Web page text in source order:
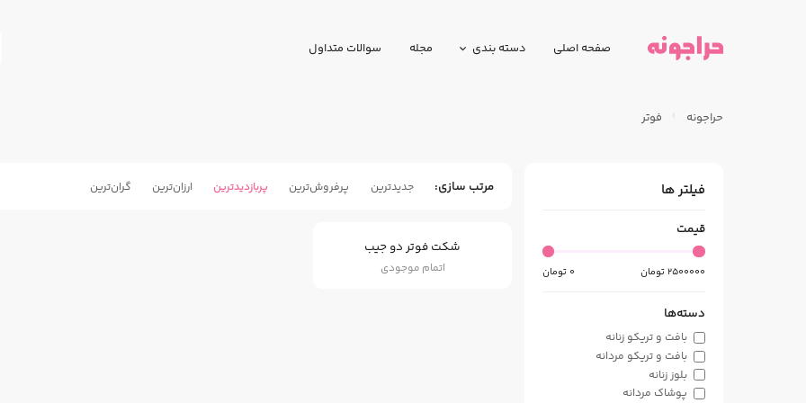
صفحه اصلی دسته بندی مجله سوالات متداول
حراجونه فوتر
فیلتر ها
قیمت
0 تومان 2500000تومان
دسته‌ها
بافت و تریکو زنانه
بافت و تریکو مردانه
بلوز زنانه
پوشاک مردانه
مرتب سازی جدیدترین پرفروش‌ترین پربازدید‌ترین ارزان‌ترین گران‌ترین
شکت فوتر دو جیب
اتمام موجودی